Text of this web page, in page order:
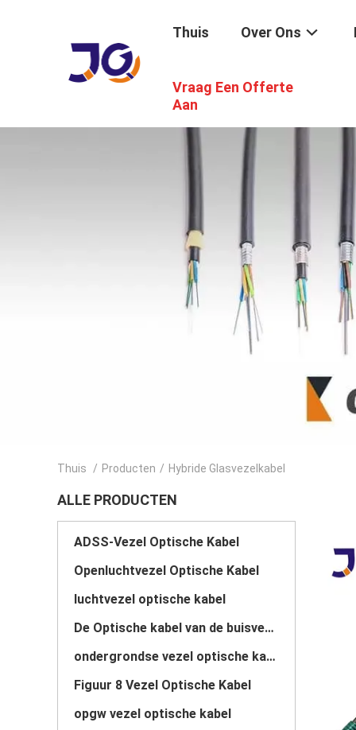
Thuis Over Ons
Vraag Een Offerte
Aan
Thuis / Producten / Hybride Glasvezelkabel
ALLE PRODUCTEN
ADSS-Vezel Optische Kabel
Openluchtvezel Optische Kabel
luchtvezel optische kabel
De Optische kabel van de buisvezel
ondergrondse vezel optische kabel
Figuur 8 Vezel Optische Kabel
opgw vezel optische kabel